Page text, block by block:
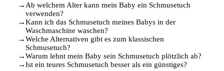
→ Ab welchem Alter kann mein Baby ein Schmusetuch
verwenden?
→Kann ich das Schmusetuch meines Babys in der
Waschmaschine waschen?
→Welche Alternativen gibt es zum klassischen
Schmusetuch?
→Warum lehnt mein Baby sein Schmusetuch plötzlich ab?
→Ist ein teures Schmusetuch besser als ein günstiges?